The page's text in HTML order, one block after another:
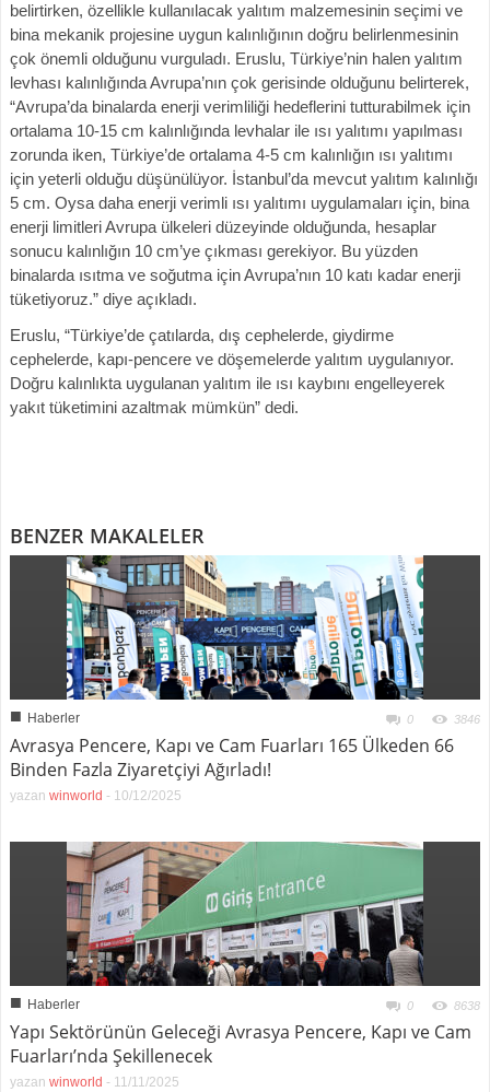
belirtirken, özellikle kullanılacak yalıtım malzemesinin seçimi ve
bina mekanik projesine uygun kalınlığının doğru belirlenmesinin
çok önemli olduğunu vurguladı. Eruslu, Türkiye’nin halen yalıtım
levhası kalınlığında Avrupa’nın çok gerisinde olduğunu belirterek,
“Avrupa’da binalarda enerji verimliliği hedeflerini tutturabilmek için
ortalama 10-15 cm kalınlığında levhalar ile ısı yalıtımı yapılması
zorunda iken, Türkiye’de ortalama 4-5 cm kalınlığın ısı yalıtımı
için yeterli olduğu düşünülüyor. İstanbul’da mevcut yalıtım kalınlığı
5 cm. Oysa daha enerji verimli ısı yalıtımı uygulamaları için, bina
enerji limitleri Avrupa ülkeleri düzeyinde olduğunda, hesaplar
sonucu kalınlığın 10 cm’ye çıkması gerekiyor. Bu yüzden
binalarda ısıtma ve soğutma için Avrupa’nın 10 katı kadar enerji
tüketiyoruz.” diye açıkladı.
Eruslu, “Türkiye’de çatılarda, dış cephelerde, giydirme
cephelerde, kapı-pencere ve döşemelerde yalıtım uygulanıyor.
Doğru kalınlıkta uygulanan yalıtım ile ısı kaybını engelleyerek
yakıt tüketimini azaltmak mümkün” dedi.
BENZER MAKALELER
■ Haberler 0 3846
Avrasya Pencere, Kapı ve Cam Fuarları 165 Ülkeden 66
Binden Fazla Ziyaretçiyi Ağırladı!
yazan winworld - 10/12/2025
■ Haberler 0 8638
Yapı Sektörünün Geleceği Avrasya Pencere, Kapı ve Cam
Fuarları’nda Şekillenecek
yazan winworld - 11/11/2025